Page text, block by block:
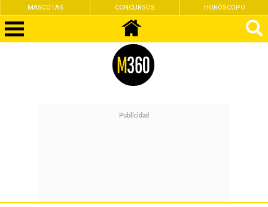
MASCOTAS CONCURSOS HORÓSCOPO